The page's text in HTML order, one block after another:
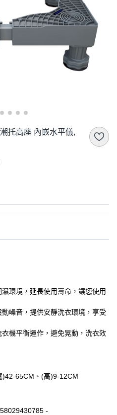
托高座 內嵌水平儀,
環境，延長使用壽命，讓您使用
噪音，提供安靜洗衣環境，享受
機平衡運作，避免晃動，洗衣效
)42-65CM、(高)9-12CM
-